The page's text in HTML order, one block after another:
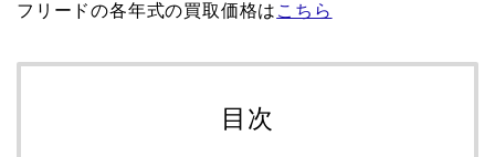
フリードの各年式の買取価格は こちら
目次